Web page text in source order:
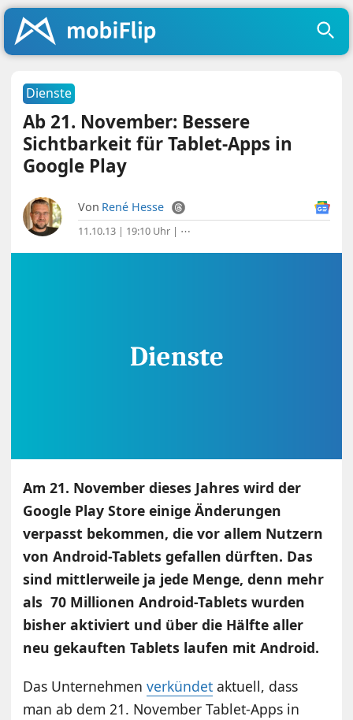
Dienste
Ab 21. November: Bessere
Sichtbarkeit für Tablet-Apps in
Google Play
Von René Hesse
11.10.13 | 19:10 Uhr | ⋯
Am 21. November dieses Jahres wird der
Google Play Store einige Änderungen
verpasst bekommen, die vor allem Nutzern
von Android-Tablets gefallen dürften. Das
sind mittlerweile ja jede Menge, denn mehr
als 70 Millionen Android-Tablets wurden
bisher aktiviert und über die Hälfte aller
neu gekauften Tablets laufen mit Android.
Das Unternehmenverkündet aktuell, dass
man ab dem 21. November Tablet-Apps in